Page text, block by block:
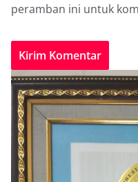
peramban ini untuk